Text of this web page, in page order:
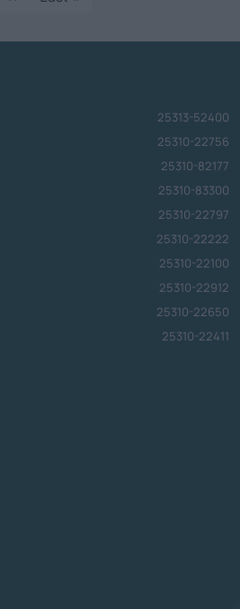
25313-52400
25310-22756
25310-82177
25310-83300
25310-22797
25310-22222
25310-22100
25310-22912
25310-22650
25310-22411